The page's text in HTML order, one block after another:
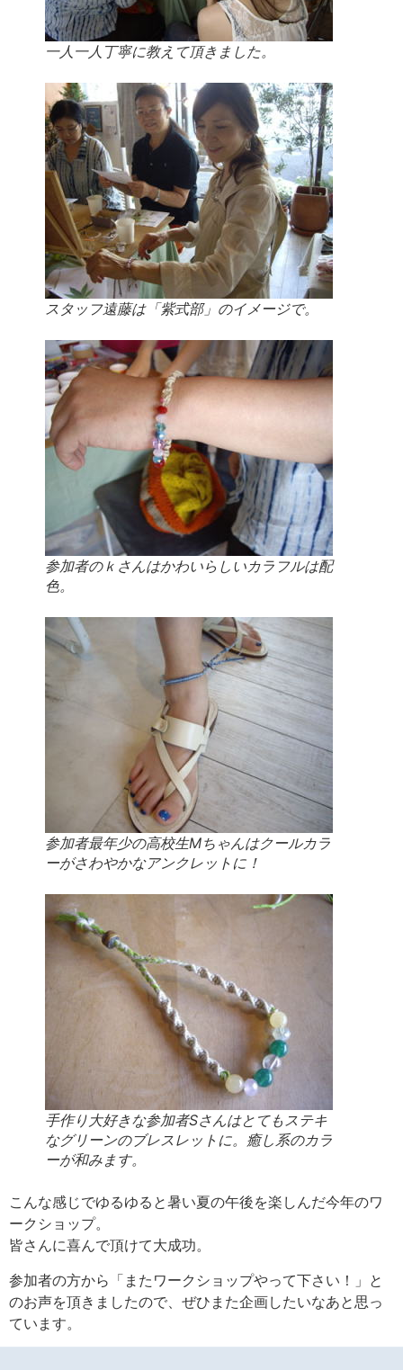
一人一人丁寧に教えて頂きました。
スタッフ遠藤は「紫式部」のイメージで。
参加者のｋさんはかわいらしいカラフルは配
色。
参加者最年少の高校生Mちゃんはクールカラ
ーがさわやかなアンクレットに！
手作り大好きな参加者Sさんはとてもステキ
なグリーンのブレスレットに。癒し系のカラ
ーが和みます。
こんな感じでゆるゆると暑い夏の午後を楽しんだ今年のワ
ークショップ。
皆さんに喜んで頂けて大成功。
参加者の方から「またワークショップやって下さい！」と
のお声を頂きましたので、ぜひまた企画したいなあと思っ
ています。